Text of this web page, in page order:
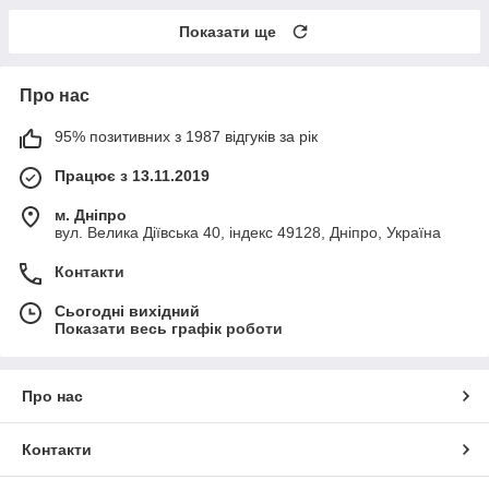
Показати ще
Про нас
95% позитивних з 1987 відгуків за рік
Працює з 13.11.2019
м. Дніпро
вул. Велика Діївська 40, індекс 49128, Дніпро, Україна
Контакти
Сьогодні вихідний
Показати весь графік роботи
Про нас
Контакти